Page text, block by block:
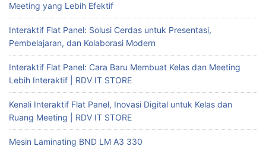
Meeting yang Lebih Efektif
Interaktif Flat Panel: Solusi Cerdas untuk Presentasi,
Pembelajaran, dan Kolaborasi Modern
Interaktif Flat Panel: Cara Baru Membuat Kelas dan Meeting
Lebih Interaktif | RDV IT STORE
Kenali Interaktif Flat Panel, Inovasi Digital untuk Kelas dan
Ruang Meeting | RDV IT STORE
Mesin Laminating BND LM A3 330